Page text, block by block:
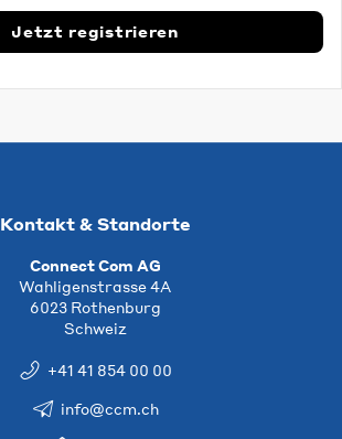
Jetzt registrieren
Kontakt & Standorte
Connect Com AG
Wahligenstrasse 4A
6023 Rothenburg
Schweiz
+41 41 854 00 00
info@ccm.ch